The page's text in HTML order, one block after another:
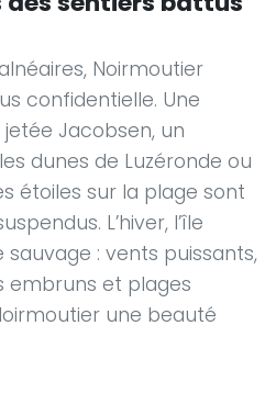
Noirmoutier
confidentielle. Une
jetée Jacobsen, un
dunes de Luzéronde ou
étoiles sur la plage sont
L’hiver, l’île
: vents puissants,
embruns et plages
une beauté